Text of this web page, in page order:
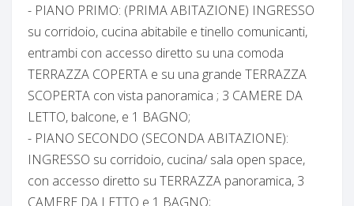
- PIANO PRIMO: (PRIMA ABITAZIONE) INGRESSO
su corridoio, cucina abitabile e tinello comunicanti,
entrambi con accesso diretto su una comoda
TERRAZZA COPERTA e su una grande TERRAZZA
SCOPERTA con vista panoramica ; 3 CAMERE DA
LETTO, balcone, e 1 BAGNO;
- PIANO SECONDO (SECONDA ABITAZIONE):
INGRESSO su corridoio, cucina/ sala open space,
con accesso diretto su TERRAZZA panoramica, 3
CAMERE DA LETTO e 1 BAGNO;